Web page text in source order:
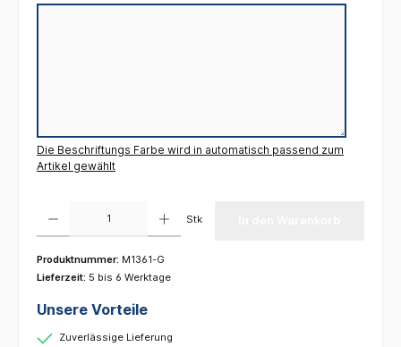
Die Beschriftungs Farbe wird in automatisch passend zum
Artikel gewählt
Stk
Produktnummer: M1361-G
Lieferzeit: 5 bis 6 Werktage
Unsere Vorteile
Zuverlässige Lieferung